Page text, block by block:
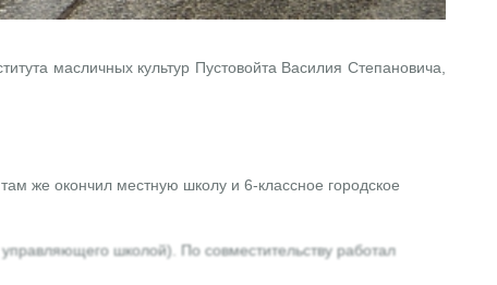
масличных культур Пустовойта Василия Степановича,
же окончил местную школу и 6-классное городское
школой). По совместительству работал